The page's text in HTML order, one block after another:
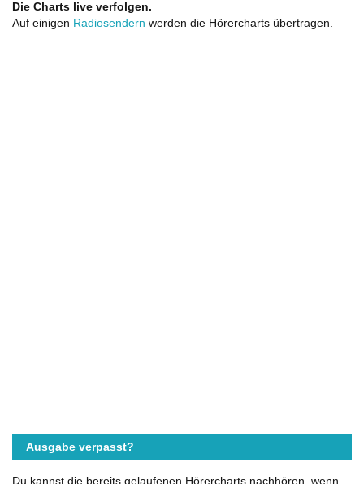
Die Charts live verfolgen.
Auf einigen Radiosendern werden die Hörercharts übertragen.
Ausgabe verpasst?
Du kannst die bereits gelaufenen Hörercharts nachhören, wenn